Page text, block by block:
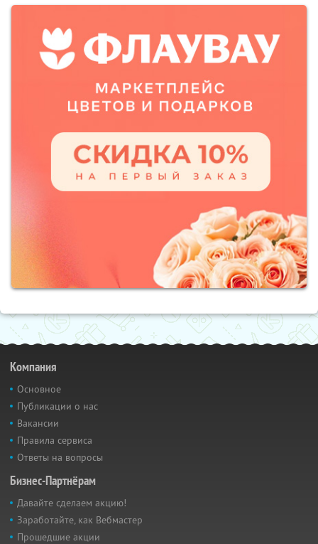
Компания
Основное
Публикации о нас
Вакансии
Правила сервиса
Ответы на вопросы
Бизнес-Партнёрам
Давайте сделаем акцию!
Заработайте, как Вебмастер
Прошедшие акции